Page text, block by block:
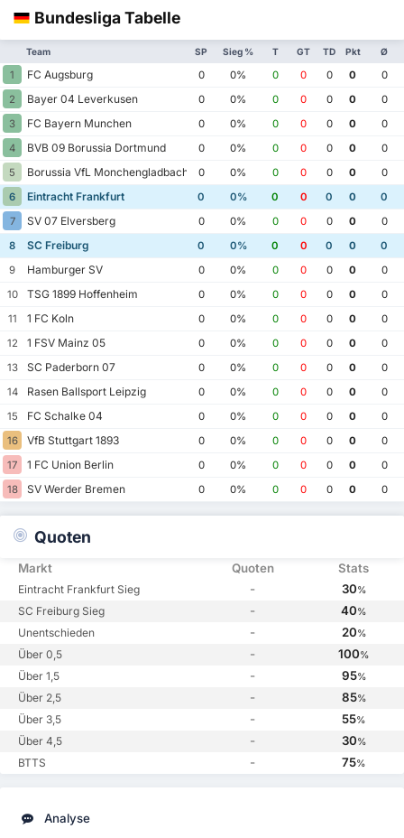
Bundesliga Tabelle
Team SP Sieg % T GT TD Pkt Ø
1 FC Augsburg 0 0% 0 0 0 0
0
2
Bayer 04 Leverkusen 0 0% 0 0 0 0
0
3
FC Bayern Munchen 0 0% 0 0 0 0
0
4
BVB 09 Borussia Dortmund 0 0% 0 0 0 0
0
5
Borussia VfL Monchengladbach 0 0% 0 0 0 0
0
6
Eintracht Frankfurt 0 0% 0 0 0 0
0
7
SV 07 Elversberg 0 0% 0 0 0 0
0
8
SC Freiburg 0 0% 0 0 0 0
0
9
Hamburger SV 0 0% 0 0 0 0
0
10
TSG 1899 Hoffenheim 0 0% 0 0 0 0
0
11
1 FC Koln 0 0% 0 0 0 0
0
12
1 FSV Mainz 05 0 0% 0 0 0 0
0
13
SC Paderborn 07 0 0% 0 0 0 0
0
14
Rasen Ballsport Leipzig 0 0% 0 0 0 0
0
15
FC Schalke 04 0 0% 0 0 0 0
0
16
VfB Stuttgart 1893 0 0% 0 0 0 0
0
17
1 FC Union Berlin 0 0% 0 0 0 0
0
18
SV Werder Bremen 0 0% 0 0 0 0 0
Quoten
Markt Quoten Stats
Eintracht Frankfurt Sieg - 30%
SC Freiburg Sieg - 40%
Unentschieden - 20%
Über 0,5 - 100%
Über 1,5 - 95%
Über 2,5 - 85%
Über 3,5 - 55%
Über 4,5 - 30%
BTTS - 75%
Analyse